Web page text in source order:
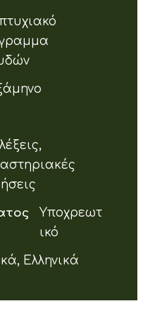
Υποχρεωτ
ικό
Ελληνικά